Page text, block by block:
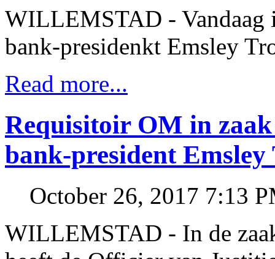
WILLEMSTAD - Vandaag
bank-presidenkt Emsley
Read more...
Requisitoir OM in zaak
bank-president Emsley
October 26, 2017 7:13
WILLEMSTAD - In de